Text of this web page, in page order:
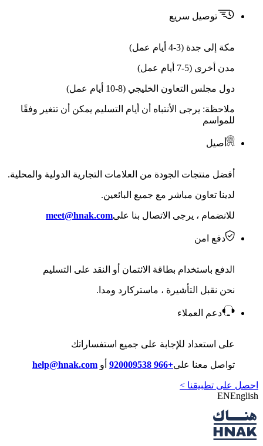
توصيل سريع
مكة إلى جدة (3-4 أيام عمل)
مدن أخرى (5-7 أيام عمل)
دول مجلس التعاون الخليجي (8-10 أيام عمل)
ملاحظة: يرجى الأنتباه أن أيام التسليم يمكن أن تتغير وفقًا
للمواسم
أصيل
أفضل منتجات الجودة من العلامات التجارية الدولية والمحلية.
لدينا تعاون مباشر مع جميع البائعين.
للانضمام ، يرجى الاتصال بنا علىmeet@hnak.com
دفع امن
الدفع باستخدام بطاقة الائتمان أو النقد على التسليم
نحن نقبل التأشيرة ، ماستركارد ومدا.
دعم العملاء
على استعداد للإجابة على جميع استفساراتك
تواصل معنا على+966 920009538 أو help@hnak.com
احصل على تطبيقنا >
ENEnglish